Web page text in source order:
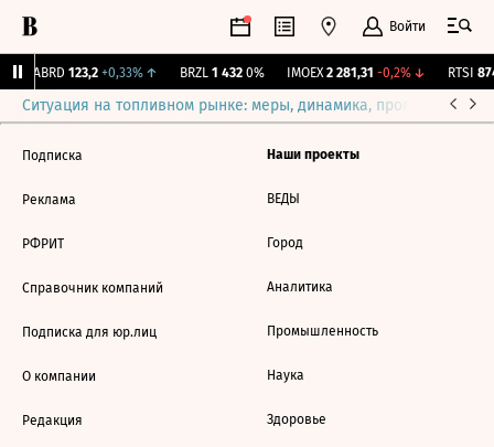
Войти
ABRD 123,2 +0,33%↑ BRZL 1 432 0% IMOEX 2 281,31 -0,2%↓ RTSI
Ситуация на топливном рынке: меры, динамика, прогнозы
Подписка
Реклама
РФРИТ
Справочник компаний
Подписка для юр.лиц
О компании
Редакция
Наши проекты
ВЕДЫ
Город
Аналитика
Промышленность
Наука
Здоровье